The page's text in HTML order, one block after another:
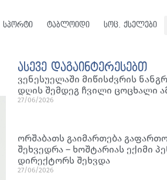
სპორტი ტაბლოიდი სოც. ქსელები
ასევე დაგაინტერესებთ
ვენესუელაში მიწისძვრის
დღის შემდეგ ჩვილი ცოცხალი
27/06/2026
ორშაბათს გაიმართება
შეხვედრა – ხოშტარიას ექიმი
დირექტორს შეხვდა
27/06/2026